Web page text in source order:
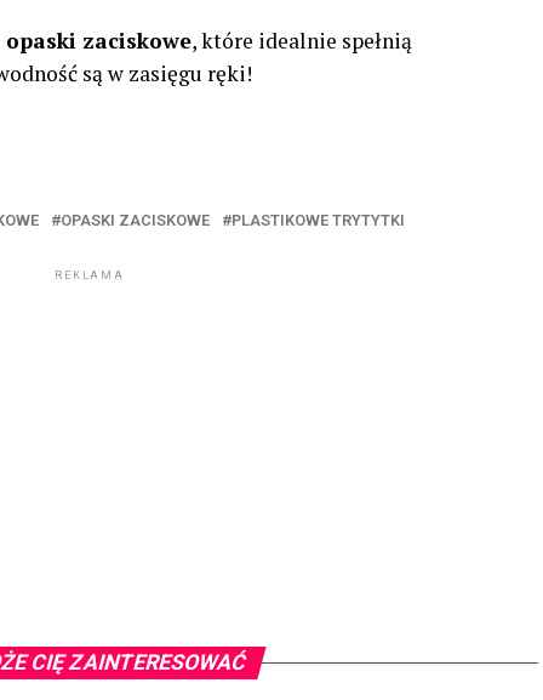
opaski zaciskowe, które idealnie spełnią
są w zasięgu ręki!
OPASKI ZACISKOWE PLASTIKOWE TRYTYTKI
REKLAMA
CIĘ ZAINTERESOWAĆ